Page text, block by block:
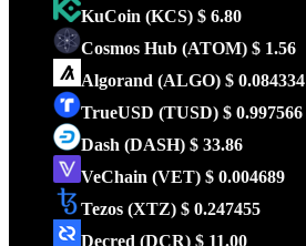
KuCoin (KCS) $ 6.80
Cosmos Hub (ATOM) $ 1.56
Algorand (ALGO) $ 0.084334
TrueUSD (TUSD) $ 0.997566
Dash (DASH) $ 33.86
VeChain (VET) $ 0.004689
Tezos (XTZ) $ 0.247455
Decred (DCR) $ 11.00